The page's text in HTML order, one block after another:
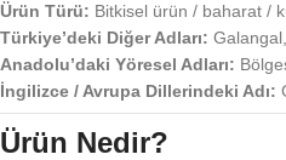
Ürün Türü: Bitkisel ürün / baharat /
Türkiye’deki Diğer Adları:
Anadolu’daki Yöresel Adları:
İngilizce / Avrupa Dillerindeki Adı:
Ürün Nedir?